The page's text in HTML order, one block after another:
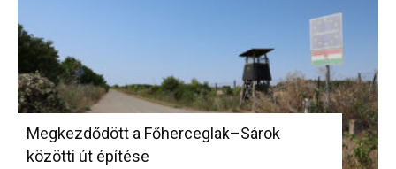
Megkezdődött a Főherceglak–Sárok
közötti út építése